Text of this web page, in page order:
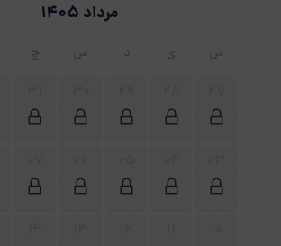
مرداد 1405
ش ی د س چ